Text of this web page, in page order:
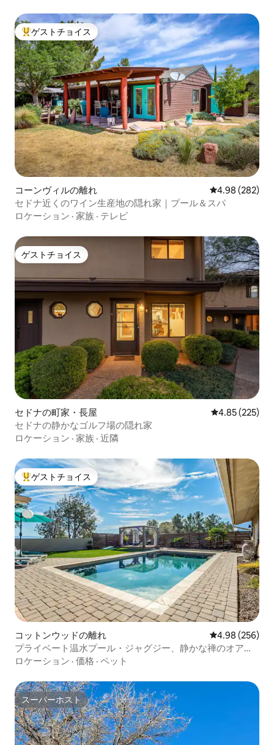
大好評のゲストチョイスです。
ゲストチョイス
コーンヴィルの離れ レビュー282
4.98 (282)
セドナ近くのワイン生産地の隠れ家｜プール＆スパ
ロケーション · 家族 · テレビ
ゲストチョイス
ゲストチョイス
セドナの町家・長屋 レビュー225
4.85 (225)
セドナの静かなゴルフ場の隠れ家
ロケーション · 家族 · 近隣
大好評のゲストチョイスです。
ゲストチョイス
コットンウッドの離れ レビュー256
4.98 (256)
プライベート温水プール・ジャグジー、静かな禅のオアシ
ス
ロケーション · 価格 · ペット
スーパーホスト
スーパーホスト